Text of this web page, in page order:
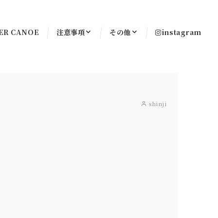
CANOE 注意事項 その他 instagram
shinji